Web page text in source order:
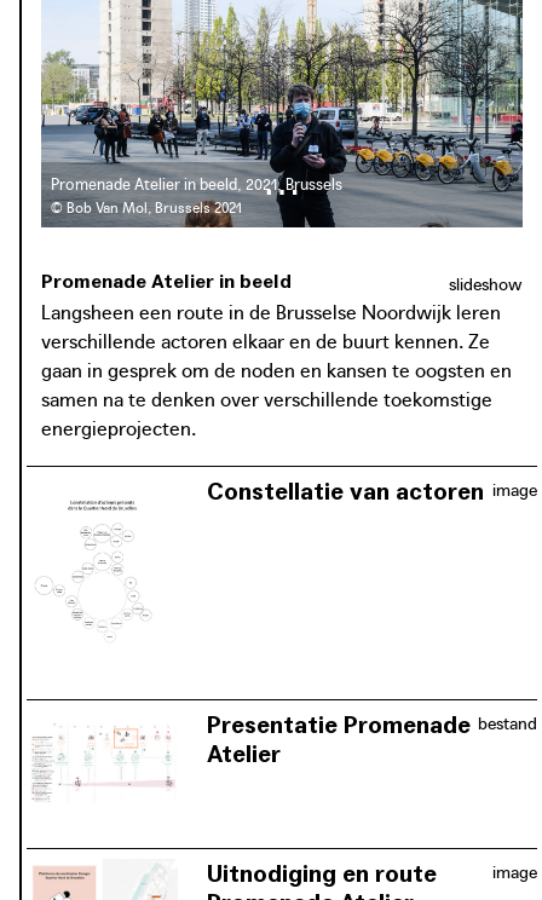
Het project kadert binnen het Europese onderzoekstraject
JPI PED ‘Cities4PEDs’, waarin Brussel, Stockholm en
Wenen kennis en expertise uitwisselen over het
organisatieniveau en de instrumenten die nodig zijn voor
Positive Energy Districts.
Promenade Atelier in beeld, 2021, Brussels
© Bob Van Mol, Brussels 2021
slideshow
Promenade Atelier in beeld
Langsheen een route in de Brusselse Noordwijk leren
verschillende actoren elkaar en de buurt kennen. Ze
gaan in gesprek om de noden en kansen te oogsten en
samen na te denken over verschillende toekomstige
energieprojecten.
image
Constellatie van actoren
bestand
Presentatie Promenade
Atelier
experten, worden de aanwezigen van
de Promenade Atelier uitgedaagd om
image
Uitnodiging en route